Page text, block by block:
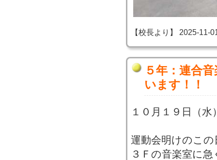
【校長より】 2025-11-
５年：連合
います！！
１０月１９日（水
運動会明けのこの
３Ｆの音楽室に